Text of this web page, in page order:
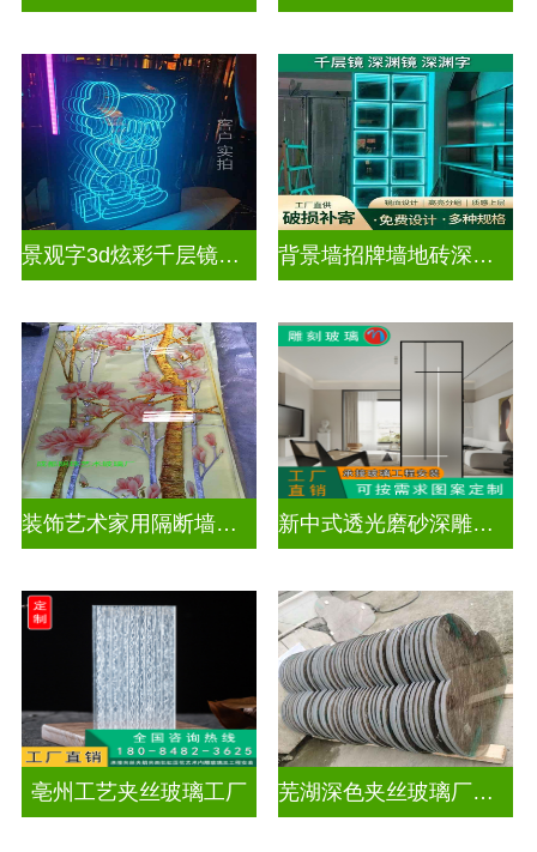
景观字3d炫彩千层镜深渊镜 背景墙招牌墙地砖深渊镜千层镜
装饰艺术家用隔断墙深雕玻璃 新中式透光磨砂深雕玻璃
亳州工艺夹丝玻璃工厂 芜湖深色夹丝玻璃厂家电话